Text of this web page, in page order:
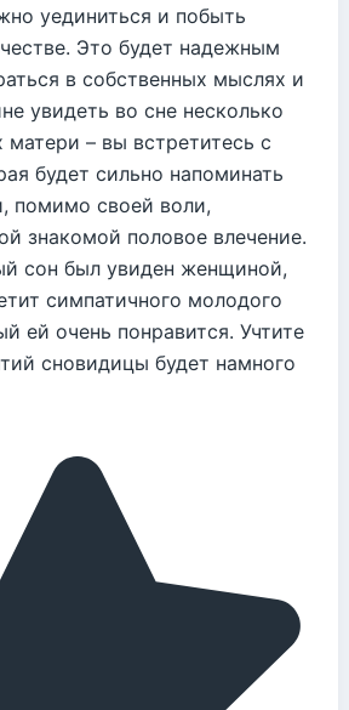
уединиться и побыть
Это будет надежным
в собственных мыслях и
увидеть во сне несколько
– вы встретитесь с
будет сильно напоминать
помимо своей воли,
знакомой половое влечение.
сон был увиден женщиной,
симпатичного молодого
ей очень понравится. Учтите
сновидицы будет намного